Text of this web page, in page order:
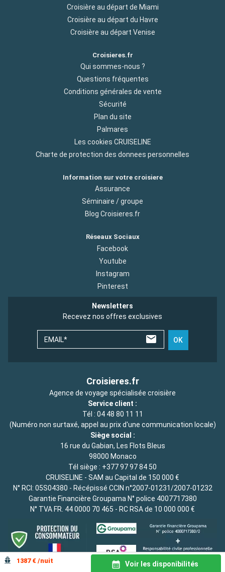
1387 € /nuit Voir les disponibilités
Croisière au départ de Miami
Croisière au départ du Havre
Croisière au départ Venise
Croisieres.fr
Qui sommes-nous ?
Questions fréquentes
Conditions générales de vente
Sécurité
Plan du site
Palmares
Les cookies CRUISELINE
Charte de protection des donnees personnelles
Information sur votre croisiere
Assurance
Séminaire / groupe
Blog Croisieres.fr
Réseaux Sociaux
Facebook
Youtube
Instagram
Pinterest
Newsletters
Recevez nos offres exclusives
EMAIL* OK
Croisieres.fr
Agence de voyage spécialisée croisière
Service client :
Tél : 04 48 80 11 11
(Numéro non surtaxé, appel au prix d'une communication locale)
Siège social :
16 rue du Gabian, Les Flots Bleus
98000 Monaco
Tél siège : +377 97 97 84 50
CRUISELINE - SAM au Capital de 150 000 €
N° RCI: 05S04380 - Récépissé CCIN n°2007-01231/2007-01232
Garantie Financière Groupama N° police 4007717380
N° TVA FR. 44 0000 70 465 - RC RSA de 10 000 000 €